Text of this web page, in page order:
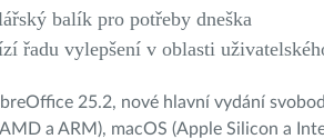
balík pro potřeby dneška
řadu vylepšení v oblasti
25.2, nové hlavní vydání
a ARM), macOS (Apple Silicon a